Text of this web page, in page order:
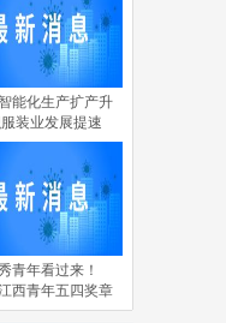
能化生产扩产升
装业发展提速
青年看过来！
西青年五四奖章